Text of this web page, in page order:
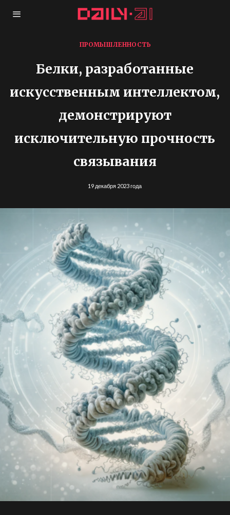
ПРОМЫШЛЕННОСТЬ
Белки, разработанные
искусственным интеллектом,
демонстрируют
исключительную прочность
связывания
19 декабря 2023 года